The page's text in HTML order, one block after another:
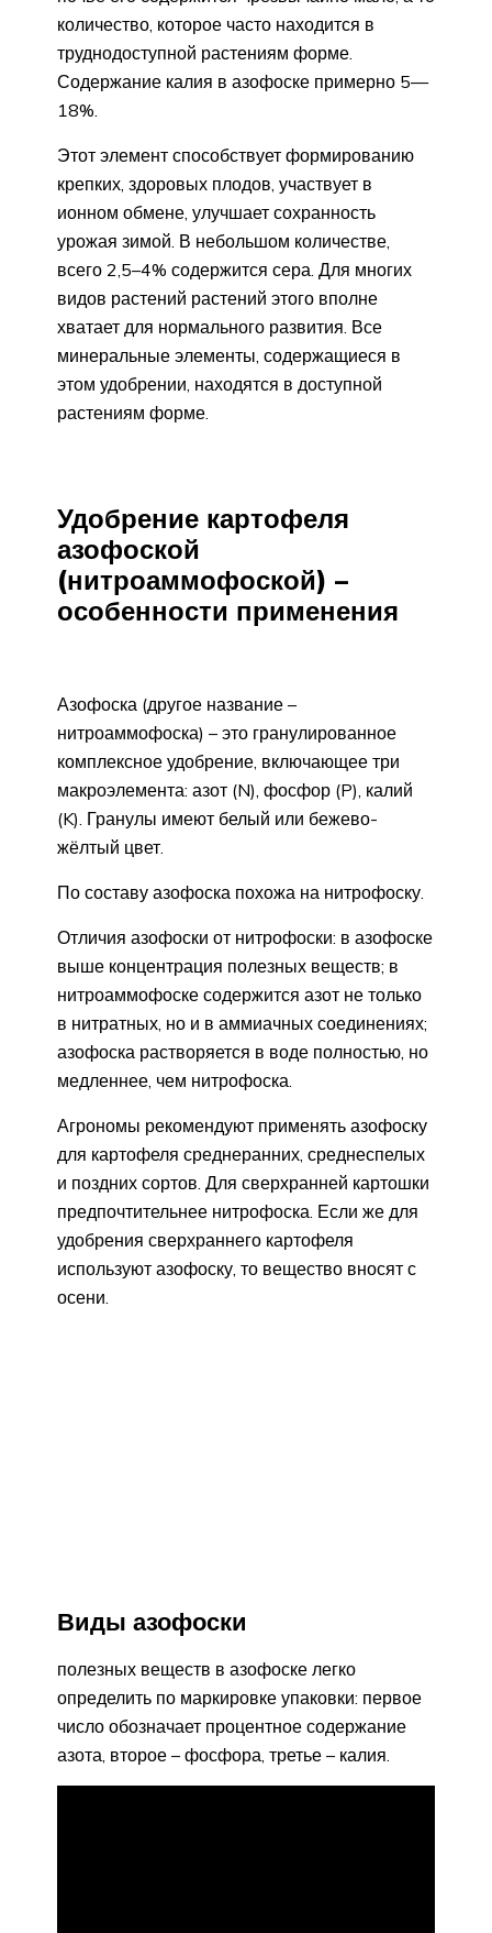
количество, которое часто находится в
труднодоступной растениям форме.
Содержание калия в азофоске примерно 5—
18%.
Этот элемент способствует формированию
крепких, здоровых плодов, участвует в
ионном обмене, улучшает сохранность
урожая зимой. В небольшом количестве,
всего 2,5–4% содержится сера. Для многих
видов растений растений этого вполне
хватает для нормального развития. Все
минеральные элементы, содержащиеся в
этом удобрении, находятся в доступной
растениям форме.
Удобрение картофеля
азофоской
(нитроаммофоской) –
особенности применения
Азофоска (другое название –
нитроаммофоска) – это гранулированное
комплексное удобрение, включающее три
макроэлемента: азот (N), фосфор (P), калий
(K). Гранулы имеют белый или бежево-
жёлтый цвет.
По составу азофоска похожа на нитрофоску.
Отличия азофоски от нитрофоски: в азофоске
выше концентрация полезных веществ; в
нитроаммофоске содержится азот не только
в нитратных, но и в аммиачных соединениях;
азофоска растворяется в воде полностью, но
медленнее, чем нитрофоска.
Агрономы рекомендуют применять азофоску
для картофеля среднеранних, среднеспелых
и поздних сортов. Для сверхранней картошки
предпочтительнее нитрофоска. Если же для
удобрения сверхраннего картофеля
используют азофоску, то вещество вносят с
осени.
Виды азофоски
полезных веществ в азофоске легко
определить по маркировке упаковки: первое
число обозначает процентное содержание
азота, второе – фосфора, третье – калия.